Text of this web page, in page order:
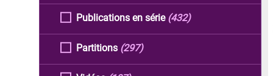
Publications en série (432)
Partitions (297)